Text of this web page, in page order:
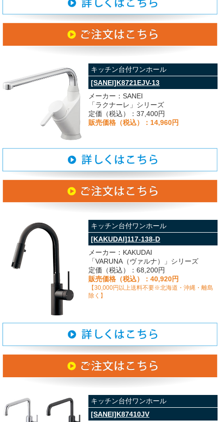
キッチン台付ワンホール
[SANEI]K8721EJV-13
メーカー：SANEI
「ラクナーレ」シリーズ
定価（税込）：37,400円
販売価格（税込）：14,960円
キッチン台付ワンホール
[KAKUDAI]117-138-D
メーカー：KAKUDAI
「VARUNA（ヴァルナ）」シリーズ
定価（税込）：68,200円
販売価格（税込）：40,920円
【30,000円以上送料不要※北海道・沖縄・離島
除く】
キッチン台付ワンホール
[SANEI]K87410JV